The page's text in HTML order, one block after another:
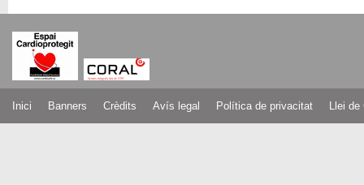
Inici Banners Crèdits Avís legal Política de privacitat Llei de